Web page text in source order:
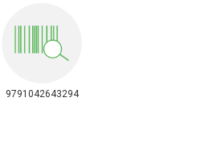
9791042643294